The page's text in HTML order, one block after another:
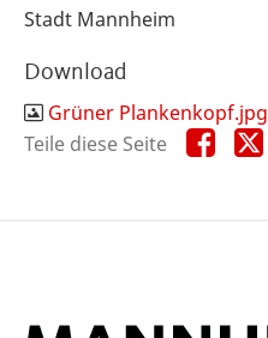
Stadt Mannheim
Download
Grüner Plankenkopf.jpg
Teile diese Seite
Teile
diese